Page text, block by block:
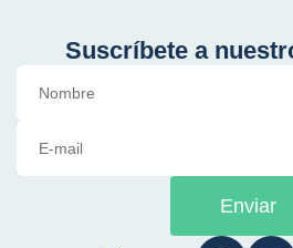
Suscríbete a
Enviar